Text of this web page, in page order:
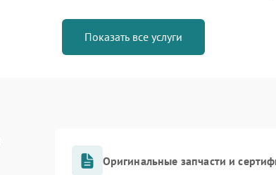
Показать все услуги
Оригинальные запчасти и